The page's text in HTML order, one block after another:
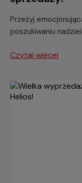
Przeżyj
poszukiwaniu
Czytaj więcej